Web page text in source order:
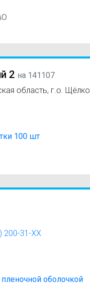
2 на 141107
область, г.о.
100 шт
200-31-XX
оболочкой